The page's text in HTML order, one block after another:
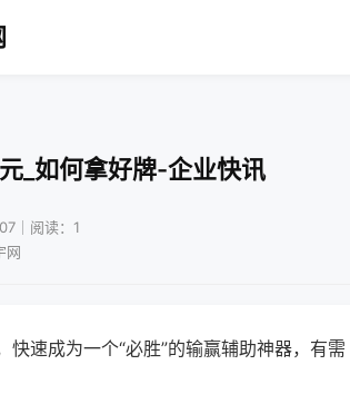
_如何拿好牌-企业快讯
｜阅读：1
网
速成为一个“必胜”的输赢辅助神器，有需